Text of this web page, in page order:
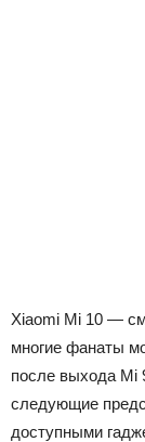
Xiaomi Mi 10 —
многие фанаты
после выхода Mi
следующие
доступными